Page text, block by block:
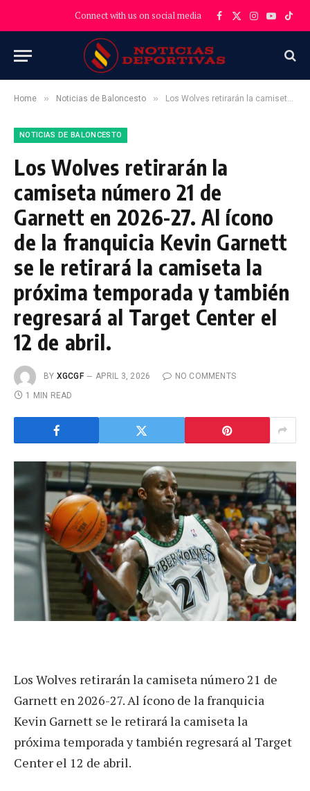
Connect with us on social media Facebook
X
Instagram
YouTube
Home » Noticias de Baloncesto » Los Wolves retirarán la camiseta número 21 de Garnett en 2026-27. Al ícono de la franquicia Kevin Garnett se le retirará la camiseta la próxima temporada y también regresará al Target Center el 12 de abril.
NOTICIAS DE BALONCESTO
Los Wolves retirarán la
camiseta número 21 de
Garnett en 2026-27. Al ícono
de la franquicia Kevin Garnett
se le retirará la camiseta la
próxima temporada y también
regresará al Target Center el
12 de abril.
BY XGCGF APRIL 3, 2026
NO COMMENTS
1 MIN READ
Los Wolves retirarán la camiseta número 21 de
Garnett en 2026-27. Al ícono de la franquicia
Kevin Garnett se le retirará la camiseta la
próxima temporada y también regresará al Target
Center el 12 de abril.